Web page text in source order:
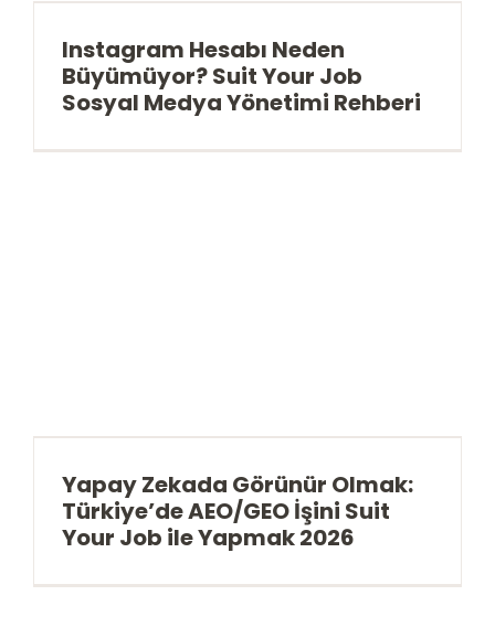
Instagram Hesabı Neden
Büyümüyor? Suit Your Job
Sosyal Medya Yönetimi Rehberi
Yapay Zekada Görünür Olmak:
Türkiye’de AEO/GEO İşini Suit
Your Job ile Yapmak 2026